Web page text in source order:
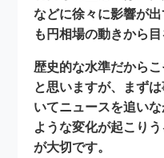
などに徐々に影響が
も円相場の動きから
歴史的な水準だから
と思いますが、まず
いてニュースを追い
ような変化が起こり
が大切です。